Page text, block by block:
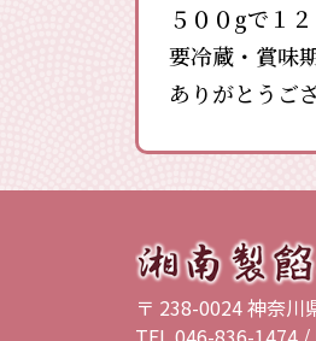
５００gで１
要冷蔵・賞味
ありがとうご
〒 238-0024 神奈川